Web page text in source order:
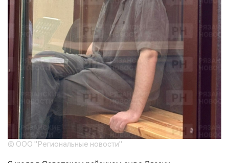
© ООО "Региональные новости"